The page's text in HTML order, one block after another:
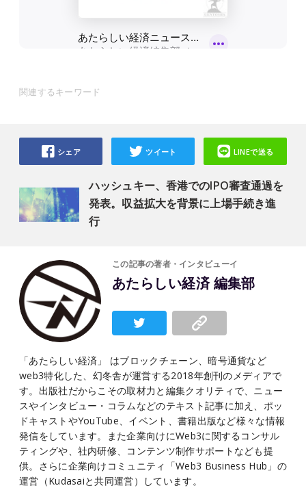
関連するキーワード
ハッシュキー、香港でのIPO審査通過を
発表。収益拡大を背景に上場手続き進
行
シェア ツイート LINEで送る
この記事の著者・インタビューイ
あたらしい経済 編集部
「あたらしい経済」 はブロックチェーン、暗号通貨など
web3特化した、幻冬舎が運営する2018年創刊のメディアで
す。出版社だからこその取材力と編集クオリティで、ニュー
スやインタビュー・コラムなどのテキスト記事に加え、ポッ
ドキャストやYouTube、イベント、書籍出版など様々な情報
発信をしています。また企業向けにWeb3に関するコンサル
ティングや、社内研修、コンテンツ制作サポートなども提
供。さらに企業向けコミュニティ「Web3 Business Hub」の
運営（Kudasaiと共同運営）しています。